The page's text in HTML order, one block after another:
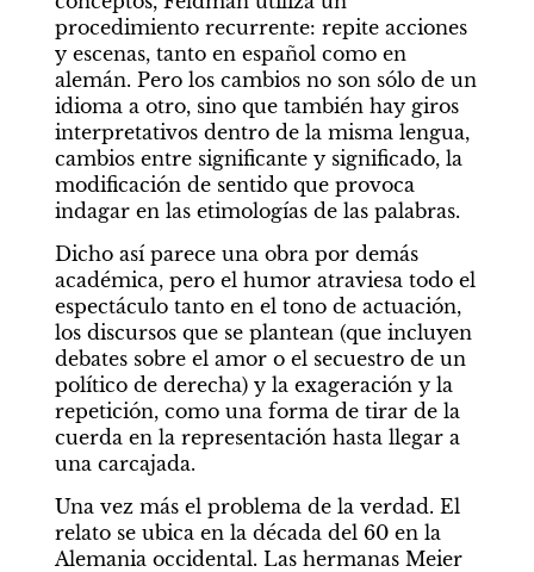
procedimiento recurrente: repite acciones
y escenas, tanto en español como en
alemán. Pero los cambios no son sólo de un
idioma a otro, sino que también hay giros
interpretativos dentro de la misma lengua,
cambios entre significante y significado, la
modificación de sentido que provoca
indagar en las etimologías de las palabras.
Dicho así parece una obra por demás
académica, pero el humor atraviesa todo el
espectáculo tanto en el tono de actuación,
los discursos que se plantean (que incluyen
debates sobre el amor o el secuestro de un
político de derecha) y la exageración y la
repetición, como una forma de tirar de la
cuerda en la representación hasta llegar a
una carcajada.
Una vez más el problema de la verdad. El
relato se ubica en la década del 60 en la
Alemania occidental. Las hermanas Meier